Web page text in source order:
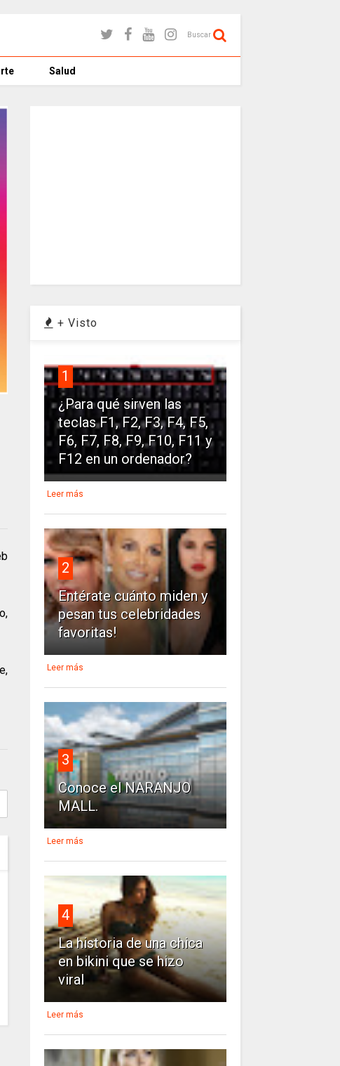
Buscar
Salud
+ Visto
1
¿Para qué sirven las
teclas F1, F2, F3, F4, F5,
F6, F7, F8, F9, F10, F11 y
F12 en un ordenador?
Leer más
2
Entérate cuánto miden y
pesan tus celebridades
favoritas!
Leer más
3
Conoce el NARANJO
MALL.
Leer más
4
La historia de una chica
en bikini que se hizo
viral
Leer más